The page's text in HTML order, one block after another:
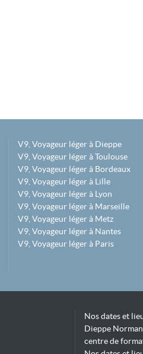
V9, Voyageur léger à Dieppe
V9, Voyageur léger à Toulouse
V9, Voyageur léger à Bordeaux
V9, Voyageur léger à Lille
V9, Voyageur léger à Lyon
V9, Voyageur léger à Marseille
V9, Voyageur léger à Metz
V9, Voyageur léger à Nantes
V9, Voyageur léger à Paris
Nos dates et
Dieppe
centre de